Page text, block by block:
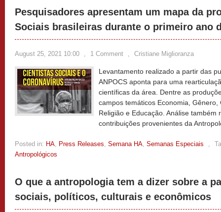
Pesquisadores apresentam um mapa da
Sociais brasileiras durante o primeiro ano
August 25, 2021 10:00 , 1 Comment , Cristiane Miglioranza
Levantamento realizado a partir das
ANPOCS aponta para uma
científicas da área. Dentre as
campos temáticos Economia,
Religião e Educação. Análise também
contribuições provenientes da
Posted in: HA, Press Releases, Semana HA, Semanas Especiais ,
Antropológicos
O que a antropologia tem a dizer sobre a
sociais, políticos, culturais e econômicos